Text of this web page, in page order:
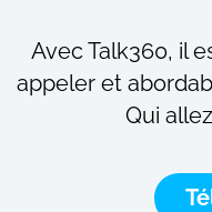
Avec Talk360, il
appeler et
Qui